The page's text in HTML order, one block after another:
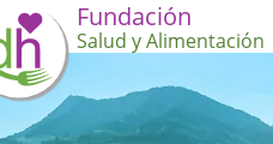
Fundación
Salud y Alimentación